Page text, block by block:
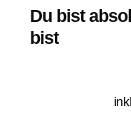
Du bist
bist